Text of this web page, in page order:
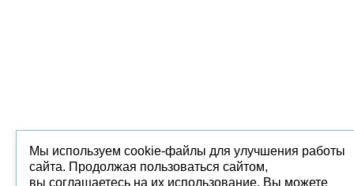
Мы используем cookie-файлы для улучшения работы
сайта. Продолжая пользоваться сайтом,
вы соглашаетесь на их использование. Вы можете